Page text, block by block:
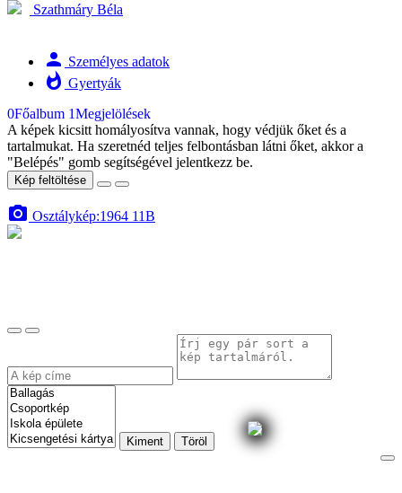
Szathmáry Béla
person Személyes adatok
whatshot Gyertyák
0Főalbum 1Megjelölések
A képek kicsitt homályosítva vannak, hogy védjük őket és a
tartalmukat. Ha szeretnéd teljes felbontásban látni őket, akkor a
"Belépés" gomb segítségével jelentkezz be.
Kép feltöltése
photo_camera Osztálykép:1964 11B
Kiment Töröl